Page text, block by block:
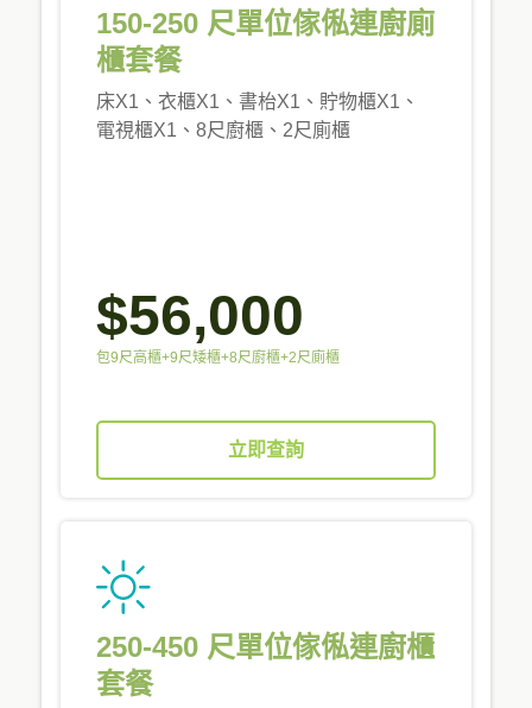
150-250 尺單位傢俬連廚廁
櫃套餐
床X1、衣櫃X1、書枱X1、貯物櫃X1、
電視櫃X1、8尺廚櫃、2尺廁櫃
$56,000
包9尺高櫃+9尺矮櫃+8尺廚櫃+2尺廁櫃
立即查詢
250-450 尺單位傢俬連廚櫃
套餐